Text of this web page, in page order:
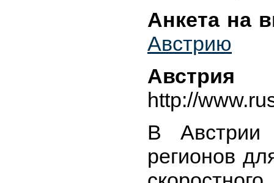
Анкета на
Австрию
http://
В Австрии
регионов